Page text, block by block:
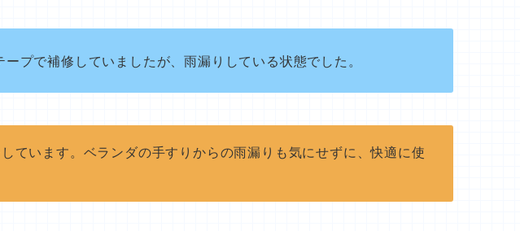
プで補修していましたが、雨漏りしている状態でした。
ています。ベランダの手すりからの雨漏りも気にせずに、快適に使